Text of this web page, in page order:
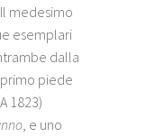
medesimo
esemplari
dalla
piede
1823)
, e uno